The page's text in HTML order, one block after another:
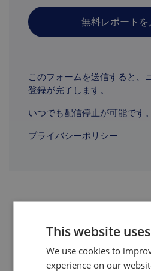
無料レポートを
このフォームを送信すると、
登録が完了します。
いつでも配信停止が可能です。
プライバシーポリシー
「的を絞った政策」
発行日：2024年6月
This website
We use cookies to
experience on our